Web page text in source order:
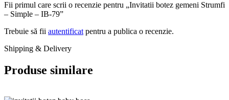
Fii primul care scrii o recenzie pentru „Invitatii botez gemeni Strumfi
– Simple – IB-79”
Trebuie să fii autentificat pentru a publica o recenzie.
Shipping & Delivery
Produse similare